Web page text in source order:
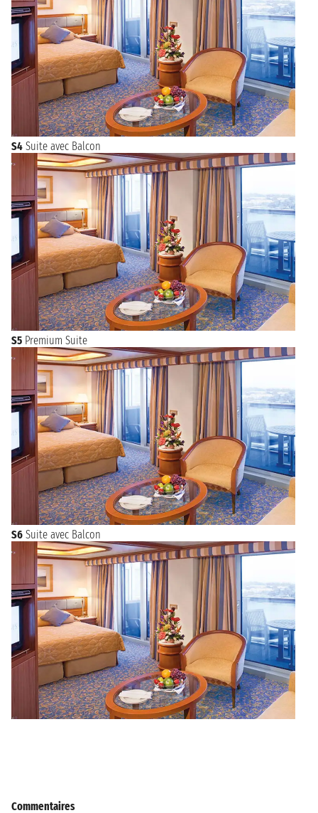
S4 Suite avec Balcon
S5 Premium Suite
S6 Suite avec Balcon
Commentaires